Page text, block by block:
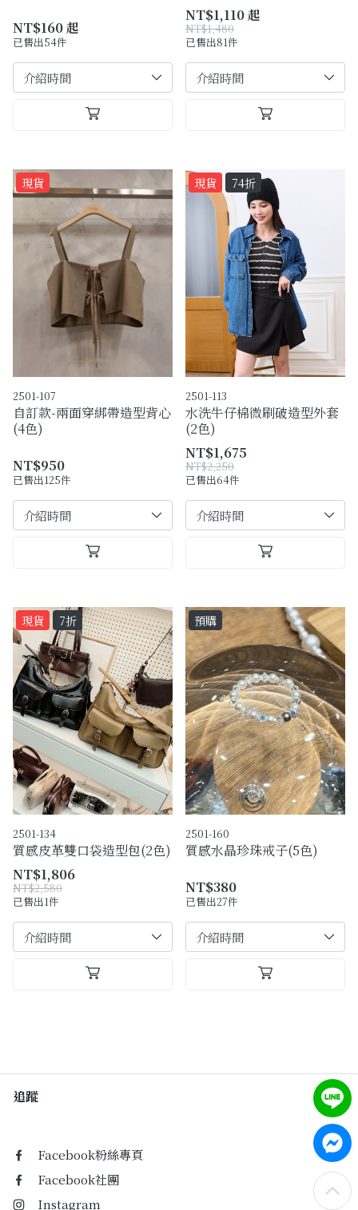
NT$160 起
已售出54件
NT$1,110 起
NT$1,480
已售出81件
現貨
2501-107
自訂款-兩面穿綁帶造型背心
(4色)
NT$950
已售出125件
現貨 74折
2501-113
水洗牛仔棉微刷破造型外套
(2色)
NT$1,675
NT$2,250
已售出64件
現貨 7折
2501-134
質感皮革雙口袋造型包(2色)
NT$1,806
NT$2,580
已售出1件
預購
2501-160
質感水晶珍珠戒子(5色)
NT$380
已售出27件
追蹤
Facebook粉絲專頁
Facebook社團
Instagram